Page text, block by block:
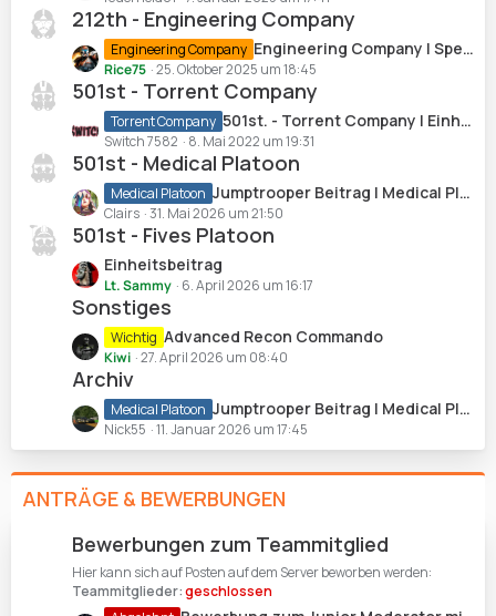
t
r
ä
g
e
e
e
i
t
r
g
e
t
z
t
e
e
i
t
r
ä
g
e
212th - Engineering Company
L
e
t
t
e
e
i
t
r
ä
g
e
Engineering Company Engineering Company | Spezialisierungen
Rice75 25. Oktober 2025 um 18:45
501st - Torrent Company
L
e
t
z
t
e
e
i
t
r
ä
g
e
Torrent Company 501st. - Torrent Company | Einheitsbeitrag
Switch 7582 8. Mai 2022 um 19:31
501st - Medical Platoon
L
e
t
z
t
e
e
t
r
ä
e
Medical Platoon Jumptrooper Beitrag | Medical Platoon
Clairs 31. Mai 2026 um 21:50
501st - Fives Platoon
L
e
t
z
t
e
e
ä
e
Einheitsbeitrag
Lt. Sammy 6. April 2026 um 16:17
Sonstiges
L
e
t
z
t
e
B
e
i
t
r
ä
g
Wichtig Advanced Recon Commando
Kiwi 27. April 2026 um 08:40
Archiv
L
e
t
z
t
B
e
i
Medical Platoon Jumptrooper Beitrag | Medical Platoon
Nick55 11. Januar 2026 um 17:45
ANTRÄGE & BEWERBUNGEN
Bewerbungen zum Teammitglied
Hier kann sich auf Posten auf dem Server beworben werden:
Teammitglieder:geschlossen